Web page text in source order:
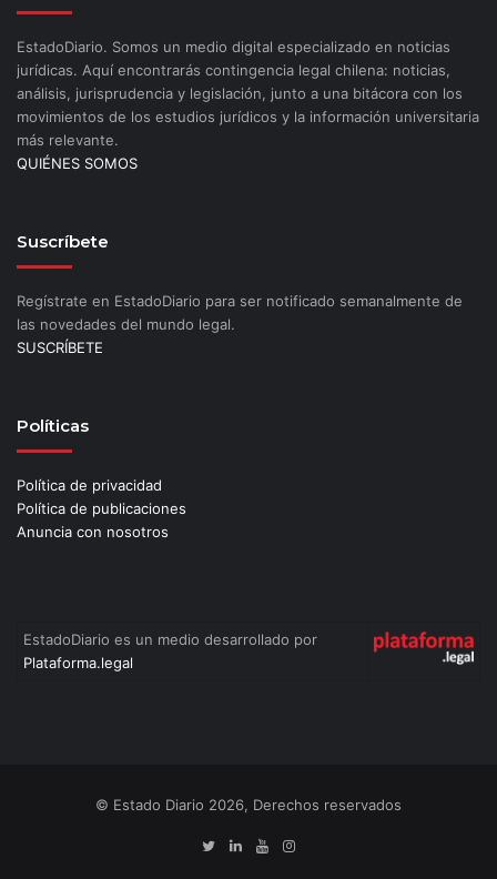
EstadoDiario. Somos un medio digital especializado en noticias
jurídicas. Aquí encontrarás contingencia legal chilena: noticias,
análisis, jurisprudencia y legislación, junto a una bitácora con los
movimientos de los estudios jurídicos y la información universitaria
más relevante.
QUIÉNES SOMOS
Suscríbete
Regístrate en EstadoDiario para ser notificado semanalmente de
las novedades del mundo legal.
SUSCRÍBETE
Políticas
Política de privacidad
Política de publicaciones
Anuncia con nosotros
EstadoDiario es un medio desarrollado por
Plataforma.legal
© Estado Diario 2026, Derechos reservados